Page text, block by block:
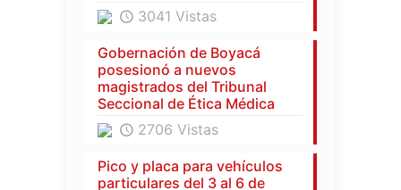
3041 Vistas
Gobernación de Boyacá
posesionó a nuevos
magistrados del Tribunal
Seccional de Ética Médica
2706 Vistas
Pico y placa para vehículos
particulares del 3 al 6 de